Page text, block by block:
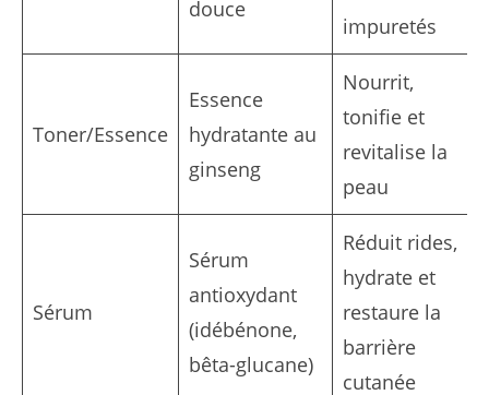
douce
impuretés
Toner/Essence
Essence
hydratante au
ginseng
Nourrit,
tonifie et
revitalise la
peau
Sérum
Sérum
antioxydant
(idébénone,
bêta-glucane)
Réduit rides,
hydrate et
restaure la
barrière
cutanée